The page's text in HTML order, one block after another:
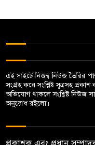
৬
৭
এই সাইটে নিজম্ব নিউজ তৈরির
সংগ্রহ করে সংশ্লিষ্ট সূত্রসহ
অভিযোগ থাকলে সংশ্লিষ্ট নিউজ
অনুরোধ রইলো।